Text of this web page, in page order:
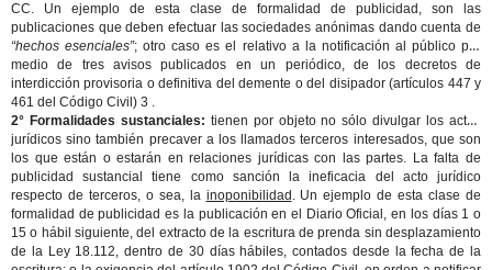
CC. Un ejemplo de esta clase de formalidad de publicidad, son las
publicaciones que deben efectuar las sociedades anónimas dando cuenta de
“hechos esenciales”; otro caso es el relativo a la notificación al público por
medio de tres avisos publicados en un periódico, de los decretos de
interdicción provisoria o definitiva del demente o del disipador (artículos 447 y
461 del Código Civil) 3 .
2° Formalidades sustanciales: tienen por objeto no sólo divulgar los actos
jurídicos sino también precaver a los llamados terceros interesados, que son
los que están o estarán en relaciones jurídicas con las partes. La falta de
publicidad sustancial tiene como sanción la ineficacia del acto jurídico
respecto de terceros, o sea, la inoponibilidad . Un ejemplo de esta clase de
formalidad de publicidad es la publicación en el Diario Oficial, en los días 1 o
15 o hábil siguiente, del extracto de la escritura de prenda sin desplazamiento
de la Ley 18.112, dentro de 30 días hábiles, contados desde la fecha de la